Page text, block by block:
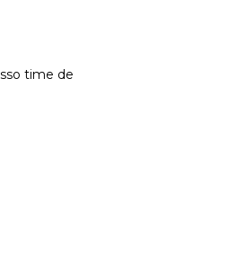
time de